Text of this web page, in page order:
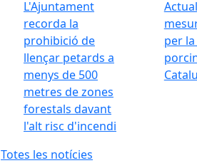
L'Ajuntament
recorda la
prohibició de
llençar petards a
menys de 500
metres de zones
forestals davant
l'alt risc d'incendi
per
Totes les notícies